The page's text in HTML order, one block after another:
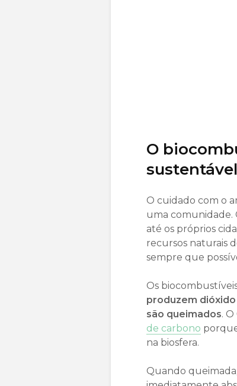
O
O cuidado com o
uma comunidade.
até os próprios
recursos naturais
sempre que
Os
produzem
são queimados.
de carbono
na biosfera.
Quando